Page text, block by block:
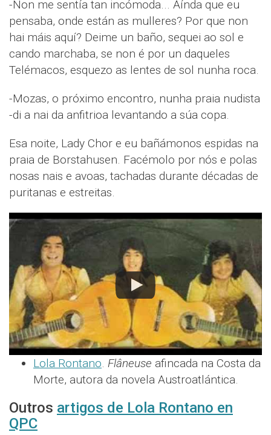
-Non me sentía tan incómoda... Aínda que eu
pensaba, onde están as mulleres? Por que non
hai máis aquí? Deime un baño, sequei ao sol e
cando marchaba, se non é por un daqueles
Telémacos, esquezo as lentes de sol nunha roca.
-Mozas, o próximo encontro, nunha praia nudista
-di a nai da anfitrioa levantando a súa copa.
Esa noite, Lady Chor e eu bañámonos espidas na
praia de Borstahusen. Facémolo por nós e polas
nosas nais e avoas, tachadas durante décadas de
puritanas e estreitas.
Lola Rontano. Flâneuse afincada na Costa da
Morte, autora da novela Austroatlántica.
Outros artigos de Lola Rontano en
QPC